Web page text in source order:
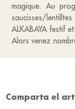
magique. Au
saucisses/
ALKABAYA festif
Alors venez
Comparta el